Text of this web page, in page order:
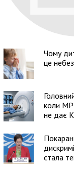
Чому
це
коли
не дає
стала